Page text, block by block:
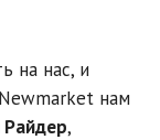
на нас, и
нам
,